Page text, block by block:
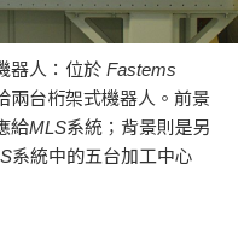
器人：位於 Fastems
兩台桁架式機器人。前景
給MLS系統；背景則是另
系統中的五台加工中心